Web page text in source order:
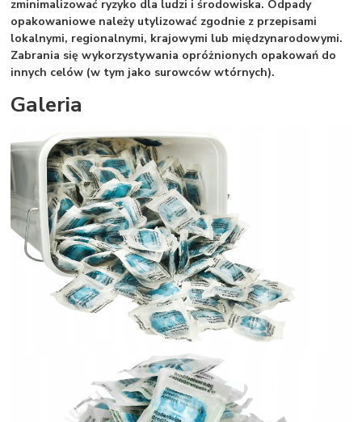
zminimalizować ryzyko dla ludzi i środowiska. Odpady
opakowaniowe należy utylizować zgodnie z przepisami
lokalnymi, regionalnymi, krajowymi lub międzynarodowymi.
Zabrania się wykorzystywania opróżnionych opakowań do
innych celów (w tym jako surowców wtórnych).
Galeria